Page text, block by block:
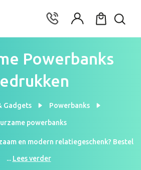
Powerbanks
Gadgets Powerbanks
powerbanks
en modern relatiegeschenk? Bestel
met jouw logo! Een duurzame
gadget die je telefoon tijdens een
... Lees verder